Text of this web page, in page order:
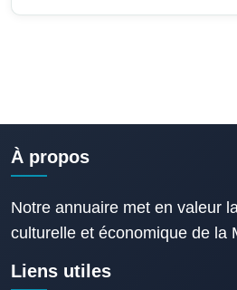
À propos
Notre annuaire met en valeur
culturelle et économique de la
Liens utiles